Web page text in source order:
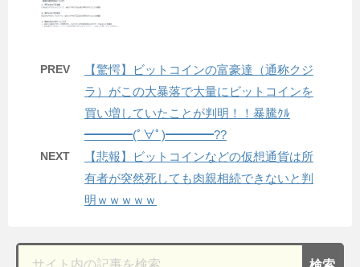
PREV
【驚愕】ビットコインの富豪達（通称クジ
ラ）がこの大暴落で大量にビットコインを
買い増していたことが判明！！暴騰ｸﾙ
━━━━(ﾟ∀ﾟ)━━━━??
NEXT
【悲報】ビットコインなどの仮想通貨は所
有者が突然死しても肉親相続できないと判
明ｗｗｗｗｗ